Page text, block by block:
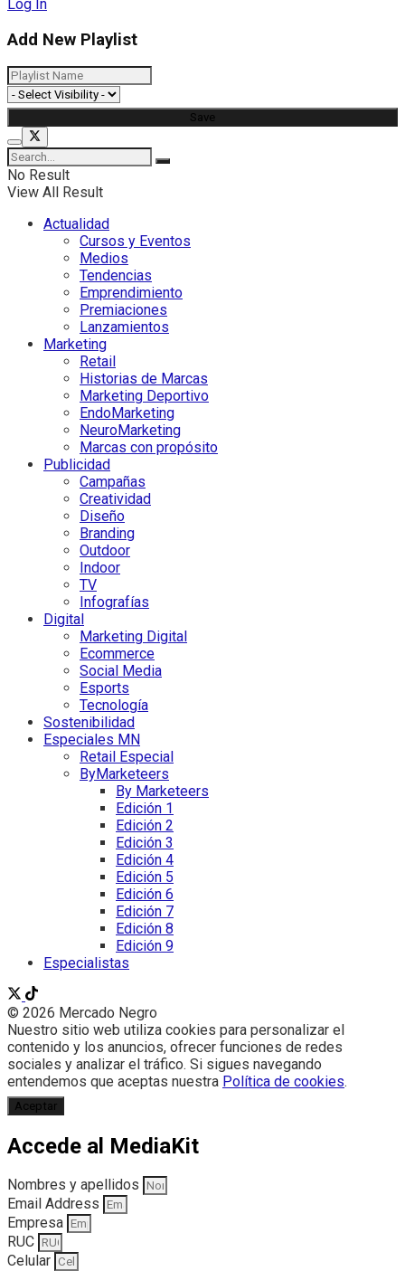
Log In
Add New Playlist
No Result
View All Result
Actualidad
Cursos y Eventos
Medios
Tendencias
Emprendimiento
Premiaciones
Lanzamientos
Marketing
Retail
Historias de Marcas
Marketing Deportivo
EndoMarketing
NeuroMarketing
Marcas con propósito
Publicidad
Campañas
Creatividad
Diseño
Branding
Outdoor
Indoor
TV
Infografías
Digital
Marketing Digital
Ecommerce
Social Media
Esports
Tecnología
Sostenibilidad
Especiales MN
Retail Especial
ByMarketeers
By Marketeers
Edición 1
Edición 2
Edición 3
Edición 4
Edición 5
Edición 6
Edición 7
Edición 8
Edición 9
Especialistas
© 2026 Mercado Negro
Nuestro sitio web utiliza cookies para personalizar el
contenido y los anuncios, ofrecer funciones de redes
sociales y analizar el tráfico. Si sigues navegando
entendemos que aceptas nuestra Política de cookies.
Aceptar
Accede al MediaKit
Nombres y apellidos
Email Address
Empresa
RUC
Celular